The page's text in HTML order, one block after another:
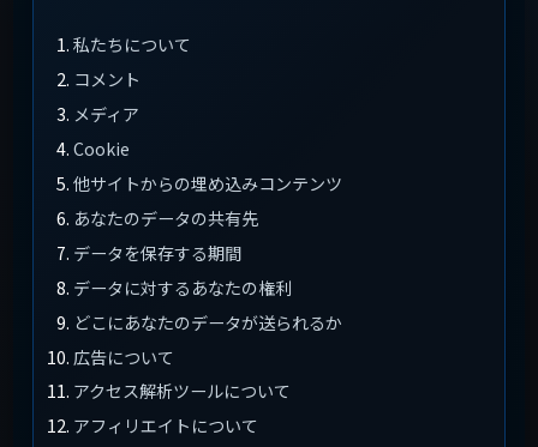
私たちについて
コメント
メディア
Cookie
他サイトからの埋め込みコンテンツ
あなたのデータの共有先
データを保存する期間
データに対するあなたの権利
どこにあなたのデータが送られるか
広告について
アクセス解析ツールについて
アフィリエイトについて